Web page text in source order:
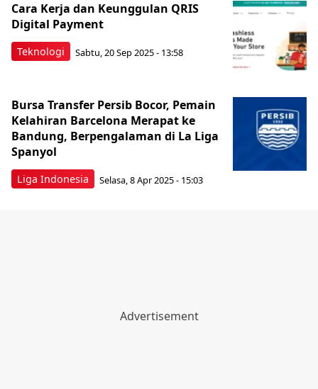
Teknologi
Cara Kerja dan Keunggulan QRIS
Digital Payment
Sabtu, 20 Sep 2025 - 13:58
Liga Indonesia
Bursa Transfer Persib Bocor, Pemain
Kelahiran Barcelona Merapat ke
Bandung, Berpengalaman di La Liga
Spanyol
Selasa, 8 Apr 2025 - 15:03